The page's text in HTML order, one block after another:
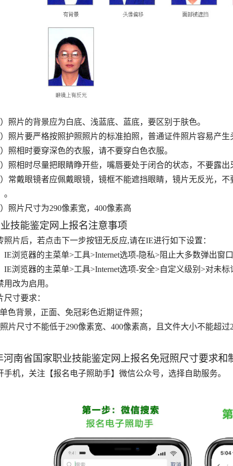
照片的背景应为白底、浅蓝底、蓝底，要区别于肤色。
照片要严格按照护照照片的标准拍照，普通证件照片容易产
照相时要穿深色的衣服，请不要穿白色衣服。
照相时尽量把眼睛睁开些，嘴唇要处于闭合的状态，不要露出
常戴眼镜者应佩戴眼镜，镜框不能遮挡眼睛，镜片无反光，
照片尺寸为290像素宽，400像素高
技能鉴定网上报名注意事项
照片后，若点击下一步按钮无反应,请在IE进行如下设置：
浏览器的主菜单>工具>Internet选项-隐私>阻止大多数弹出窗
IE浏览器的主菜单>工具>Internet选项-安全>自定义级别>对未
用改为启用。
尺寸要求：
色背景，正面、免冠彩色近期证件照；
片尺寸不能低于290像素宽、400像素高，且文件大小不能超
南省国家职业技能鉴定网上报名免冠照尺寸要求和
手机，关注【报名电子照助手】微信公众号，选择自助服务。